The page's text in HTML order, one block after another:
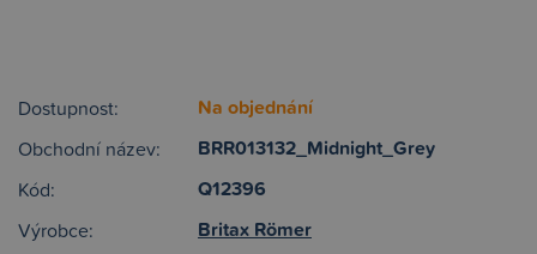
Dostupnost: Na objednání
Obchodní název: BRR013132_Midnight_Grey
Kód: Q12396
Výrobce: Britax Römer